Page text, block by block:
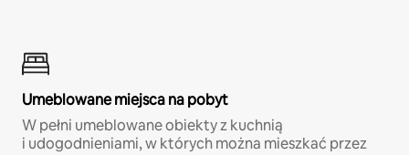
Umeblowane miejsca na pobyt
W pełni umeblowane obiekty z kuchnią
i udogodnieniami, w których można mieszkać przez